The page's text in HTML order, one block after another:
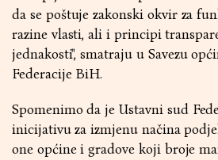
da se poštuje zakonski okvir za
razine vlasti, ali i principi
jednakosti", smatraju u Savezu
Federacije BiH.
Spomenimo da je Ustavni sud
inicijativu za izmjenu načina
one općine i gradove koji broje